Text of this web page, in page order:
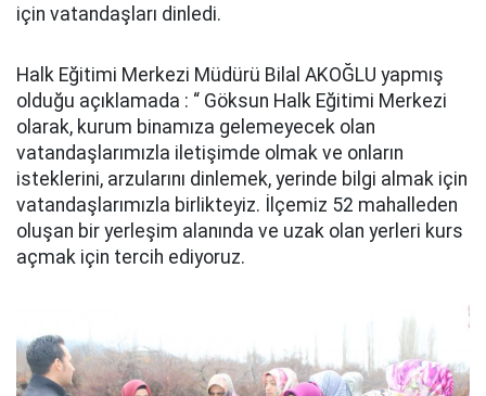
için vatandaşları dinledi.
Halk Eğitimi Merkezi Müdürü Bilal AKOĞLU yapmış
olduğu açıklamada : “ Göksun Halk Eğitimi Merkezi
olarak, kurum binamıza gelemeyecek olan
vatandaşlarımızla iletişimde olmak ve onların
isteklerini, arzularını dinlemek, yerinde bilgi almak için
vatandaşlarımızla birlikteyiz. İlçemiz 52 mahalleden
oluşan bir yerleşim alanında ve uzak olan yerleri kurs
açmak için tercih ediyoruz.